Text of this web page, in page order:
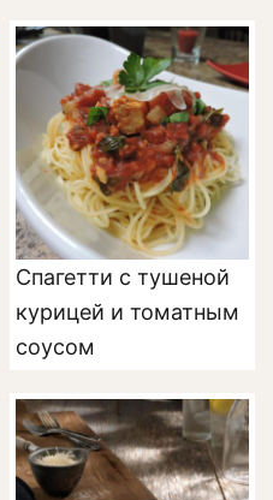
Спагетти с тушеной
курицей и томатным
соусом